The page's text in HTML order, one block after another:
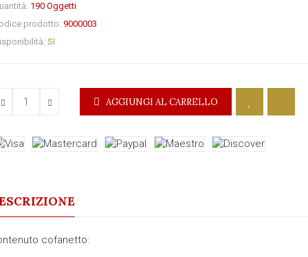
190 Oggetti
prodotto: 9000003
SI
AGGIUNGI AL CARRELLO
cofanetto: